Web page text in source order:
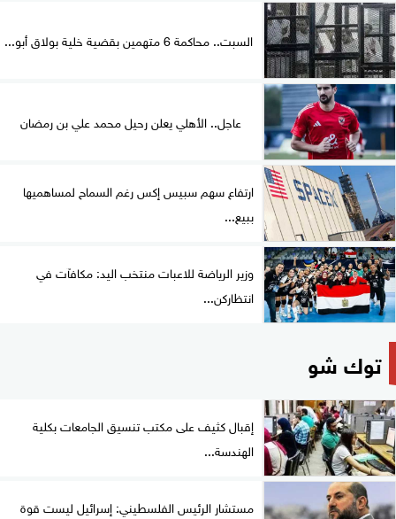
السبت.. محاكمة 6 متهمين بقضية خلية بولاق أبو...
عاجل.. الأهلي يعلن رحيل محمد علي بن رمضان
ارتفاع سهم سبيس إكس رغم السماح لمساهميها
ببيع...
وزير الرياضة للاعبات منتخب اليد: مكافآت في
انتظاركن...
توك شو
إقبال كثيف على مكتب تنسيق الجامعات بكلية
الهندسة...
مستشار الرئيس الفلسطيني: إسرائيل ليست قوة